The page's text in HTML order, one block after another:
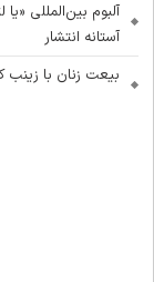
آلبوم بین‌المللی
آستانه انتشار
بیعت زنان با زینب